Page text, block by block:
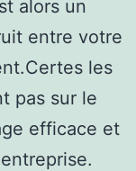
alors un
entre votre
les
pas sur le
efficace et